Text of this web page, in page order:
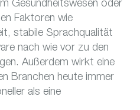
Gesundheitswesen oder
Faktoren wie
stabile Sprachqualität
nach wie vor zu den
Außerdem wirkt eine
Branchen heute immer
als eine